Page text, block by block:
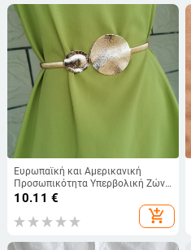
Ευρωπαϊκή και Αμερικανική
Προσωπικότητα Υπερβολική Ζώνη
Δαχτυλιδιού Ελαστική Ελαστική
Μεταλλική Διακόσμηση Αξεσουάρ
Φούστας Φόρεμα Αλυσίδα Μέσης
10.11 €
add_shopping_cart